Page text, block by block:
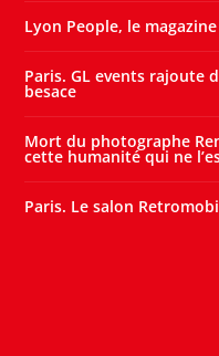
Lyon People, le
Paris. GL events rajoute
besace
Mort du photographe
cette humanité qui ne
Paris. Le salon